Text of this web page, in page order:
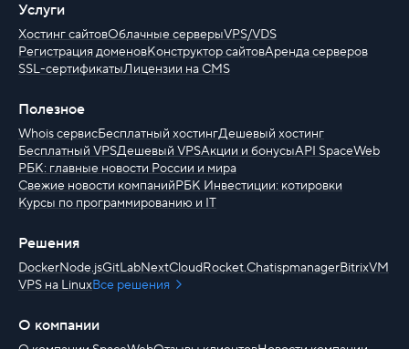
Услуги
Хостинг сайтовОблачные серверыVPS/VDS
Регистрация доменовКонструктор сайтовАренда серверов
SSL-сертификатыЛицензии на CMS
Полезное
Whois сервисБесплатный хостингДешевый хостинг
Бесплатный VPSДешевый VPSАкции и бонусыAPI SpaceWeb
РБК: главные новости России и мира
Свежие новости компанийРБК Инвестиции: котировки
Курсы по программированию и IT
Решения
DockerNode.jsGitLabNextCloudRocket.ChatispmanagerBitrixVM
VPS на LinuxВсе решения
О компании